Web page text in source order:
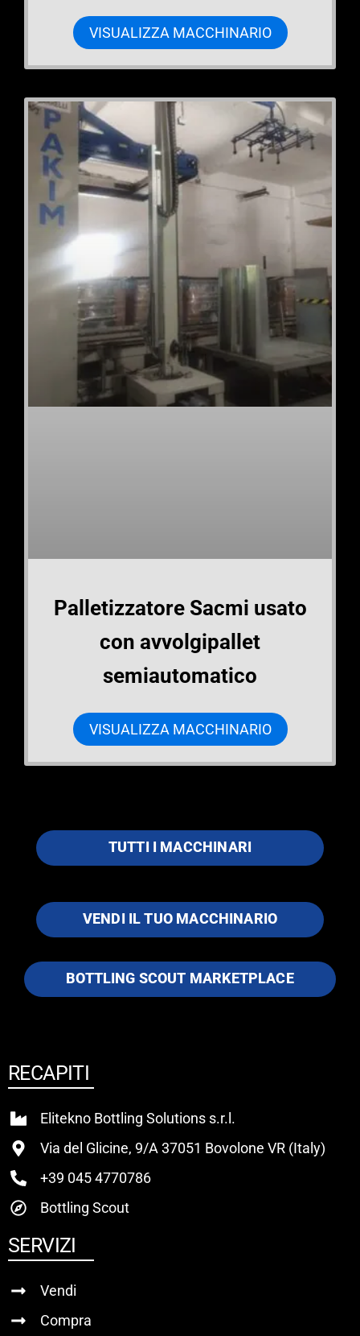
VISUALIZZA MACCHINARIO
Palletizzatore Sacmi usato
con avvolgipallet
semiautomatico
VISUALIZZA MACCHINARIO
TUTTI I MACCHINARI
VENDI IL TUO MACCHINARIO
BOTTLING SCOUT MARKETPLACE
RECAPITI
Elitekno Bottling Solutions s.r.l.
Via del Glicine, 9/A 37051 Bovolone VR (Italy)
+39 045 4770786
Bottling Scout
SERVIZI
Vendi
Compra